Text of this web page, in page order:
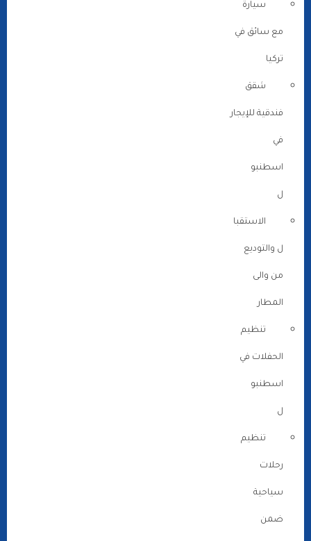
سيارة
مع سائق في
تركيا
شقق
فندقية للإيجار
في
اسطنبو
ل
الاستقبا
ل والتوديع
من والى
المطار
تنظيم
الحفلات في
اسطنبو
ل
تنظيم
رحلات
سياحية
ضمن